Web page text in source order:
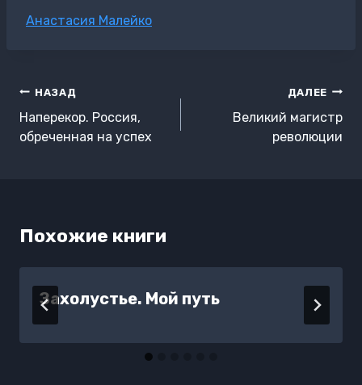
Метки
Анастасия Малейко
Навигация
по
записям
НАЗАД
Наперекор. Россия,
обреченная на успех
ДАЛЕЕ
Великий магистр
революции
Похожие книги
Захолустье. Мой путь